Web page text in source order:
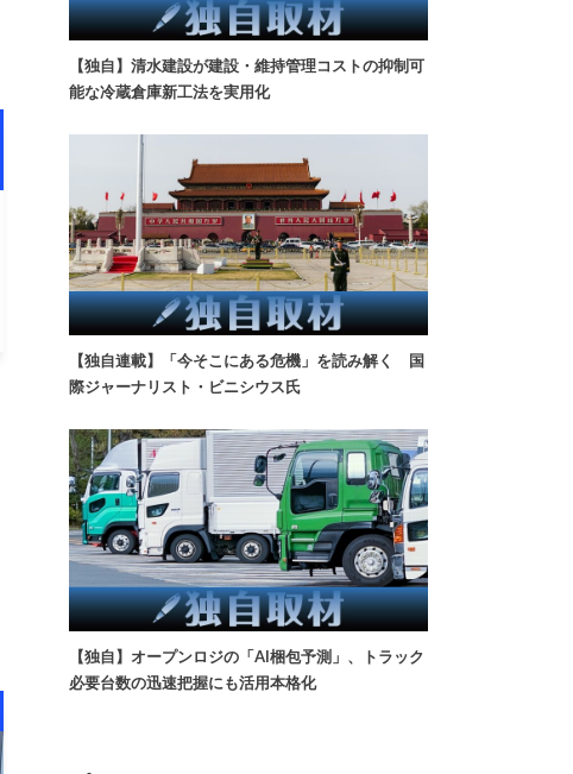
【独自】清水建設が建設・維持管理コストの抑制可
能な冷蔵倉庫新工法を実用化
【独自連載】「今そこにある危機」を読み解く 国
際ジャーナリスト・ビニシウス氏
【独自】オープンロジの「AI梱包予測」、トラック
必要台数の迅速把握にも活用本格化